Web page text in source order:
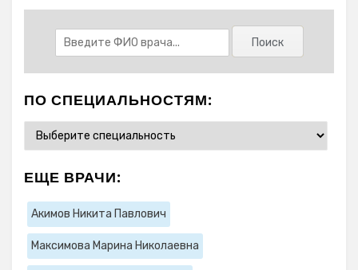
ПО СПЕЦИАЛЬНОСТЯМ:
ЕЩЕ ВРАЧИ:
Акимов Никита Павлович
Максимова Марина Николаевна